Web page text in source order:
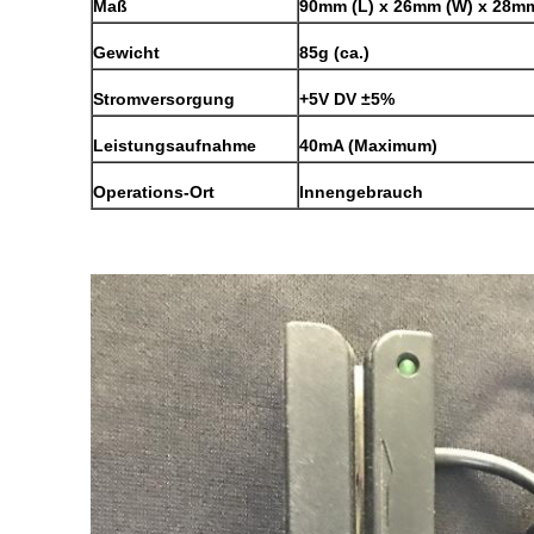
Maß 90mm (L) x 26mm (W) x
Gewicht 85g (ca.)
Stromversorgung +5V DV ±5%
Leistungsaufnahme 40mA (Maximum)
Operations-Ort Innengebrauch